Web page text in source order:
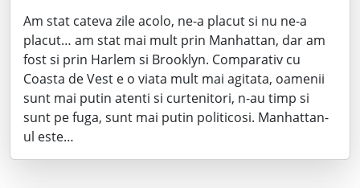
Am stat cateva zile acolo, ne-a placut si nu ne-a
placut… am stat mai mult prin Manhattan, dar am
fost si prin Harlem si Brooklyn. Comparativ cu
Coasta de Vest e o viata mult mai agitata, oamenii
sunt mai putin atenti si curtenitori, n-au timp si
sunt pe fuga, sunt mai putin politicosi. Manhattan-
ul este…